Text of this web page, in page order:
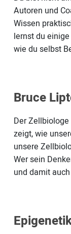
Autoren und
Wissen
lernst du
wie du selbst
Bruce
Der
zeigt, wie
unsere
Wer sein
und damit